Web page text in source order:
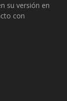
su versión en
con